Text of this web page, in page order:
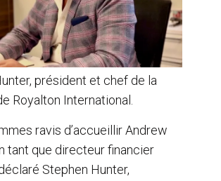
président et chef de la
Royalton International.
ravis d’accueillir Andrew
tant que directeur financier
Stephen Hunter,